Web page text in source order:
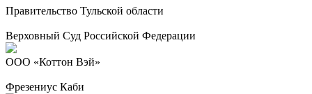
Правительство Тульской области
Верховный Суд Российской Федерации
ООО «Коттон Вэй»
Фрезениус Каби